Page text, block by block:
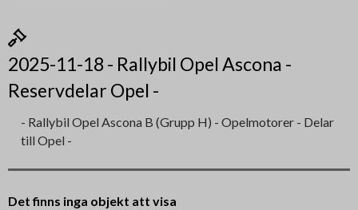
2025-11-18 - Rallybil Opel Ascona -
Reservdelar Opel -
- Rallybil Opel Ascona B (Grupp H) - Opelmotorer - Delar
till Opel -
Det finns inga objekt att visa